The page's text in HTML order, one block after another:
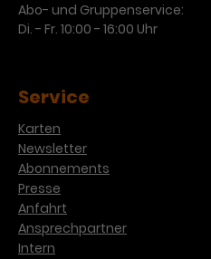
Abo- und Gruppenservice:
Di. - Fr. 10:00 - 16:00 Uhr
Service
Karten
Newsletter
Abonnements
Presse
Anfahrt
Ansprechpartner
Intern